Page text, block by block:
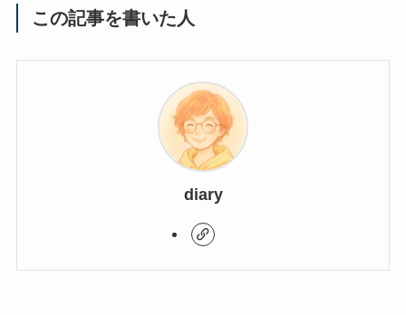
この記事を書いた人
diary